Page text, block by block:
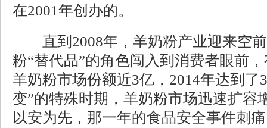
在2001年创办的。
直到2008年，羊奶粉产业迎来空前
粉“替代品”的角色闯入到消费者眼前
羊奶粉市场份额近3亿，2014年达到了
变”的特殊时期，羊奶粉市场迅速扩容
以安为先，那一年的食品安全事件刺